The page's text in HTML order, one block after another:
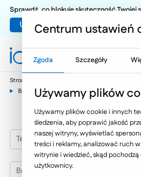
Umów warsztat UX
Sprawdź, co blokuje skuteczność Twojej
Strona główna
Bokaro Salony Łazienek
Technologie Internetowe
Branża
Centrum ustawień
Zgoda Szczegóły
Używamy plików
Używamy plików cookie i innych
śledzenia, aby poprawić jakość
naszej witryny, wyświetlać
treści i reklamy, analizować ruch
witrynie i wiedzieć, skąd pochodzą
użytkownicy.